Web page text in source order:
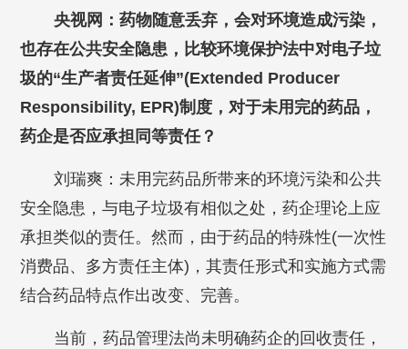
央视网：药物随意丢弃，会对环境造成污染，
也存在公共安全隐患，比较环境保护法中对电子垃
圾的“生产者责任延伸”(Extended Producer
Responsibility, EPR)制度，对于未用完的药品，
药企是否应承担同等责任？
刘瑞爽：未用完药品所带来的环境污染和公共
安全隐患，与电子垃圾有相似之处，药企理论上应
承担类似的责任。然而，由于药品的特殊性(一次性
消费品、多方责任主体)，其责任形式和实施方式需
结合药品特点作出改变、完善。
当前，药品管理法尚未明确药企的回收责任，